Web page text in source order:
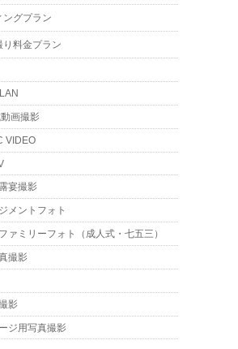
ングプラン
料金プラン
画撮影
VIDEO
宴撮影
メントフォト
ァミリーフォト（成人式・七五三）
撮影
影
ジ用写真撮影